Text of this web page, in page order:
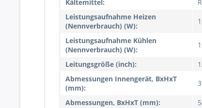
Kältemittel:
Leistungsaufnahme Heizen
(Nennverbrauch) (W):
Leistungsaufnahme Kühlen
(Nennverbrauch) (W):
Leitungsgröße (inch):
Abmessungen Innengerät, BxHxT
(mm):
Abmessungen, BxHxT (mm):